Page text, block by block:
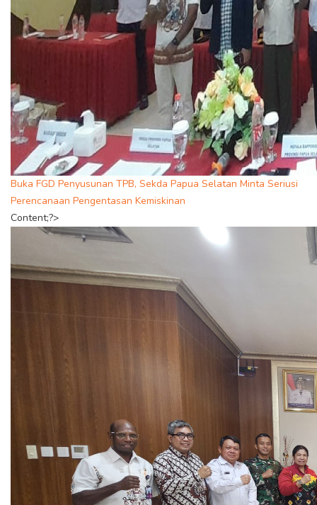
Buka FGD Penyusunan TPB, Sekda Papua Selatan Minta Seriusi
Perencanaan Pengentasan Kemiskinan
Content;?>